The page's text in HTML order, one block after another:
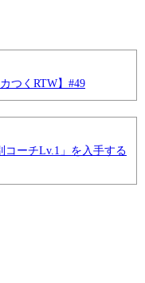
つくRTW】#49
コーチLv.1」を入手する